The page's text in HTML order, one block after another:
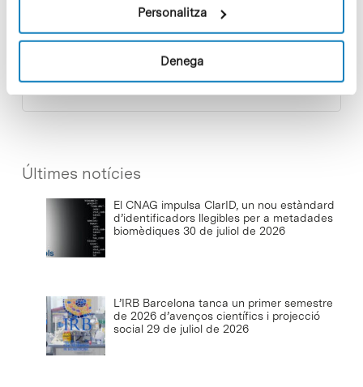
Personalitza
Denega
Conviure amb la nova realitat
8 de juliol de 2026
Últimes notícies
El CNAG impulsa ClarID, un nou estàndard
d’identificadors llegibles per a metadades
biomèdiques 30 de juliol de 2026
L’IRB Barcelona tanca un primer semestre
de 2026 d’avenços científics i projecció
social 29 de juliol de 2026